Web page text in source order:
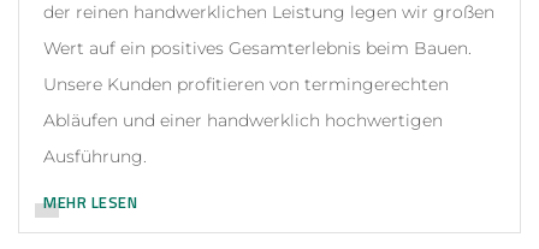
der reinen handwerklichen Leistung legen wir großen
Wert auf ein positives Gesamterlebnis beim Bauen.
Unsere Kunden profitieren von termingerechten
Abläufen und einer handwerklich hochwertigen
Ausführung.
MEHR LESEN